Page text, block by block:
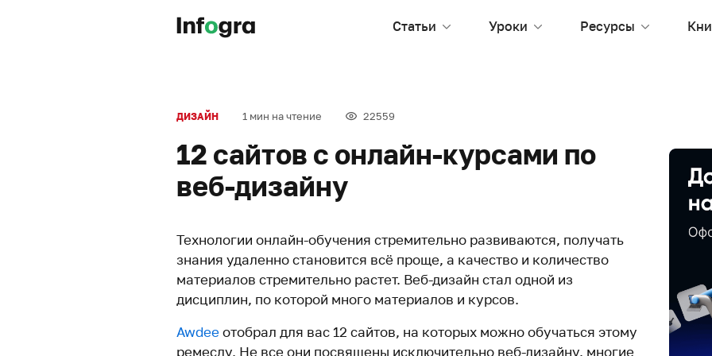
Статьи Уроки Ресурсы
ДИЗАЙН 1 мин на чтение 22559
12 сайтов с онлайн-курсами по
веб-дизайну
Технологии онлайн-обучения стремительно развиваются, получать
знания удаленно становится всё проще, а качество и количество
материалов стремительно растет. Веб-дизайн стал одной из
дисциплин, по которой много материалов и курсов.
Awdee отобрал для вас 12 сайтов, на которых можно обучаться этому
ремеслу. Не все они посвящены исключительно веб-дизайну, многие